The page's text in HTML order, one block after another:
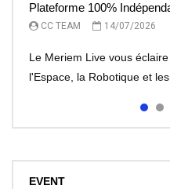
Plateforme 100%
CC TEAM 14/07/2026
Le Meriem Live vous
l'Espace, la Robotique et
l’Espace
CC TEAM 13/07/2026
CC TEAM 08/07/2026
quel prix?
CC TEAM 07/07/2026
CC TEAM 30/06/2026
EVENT